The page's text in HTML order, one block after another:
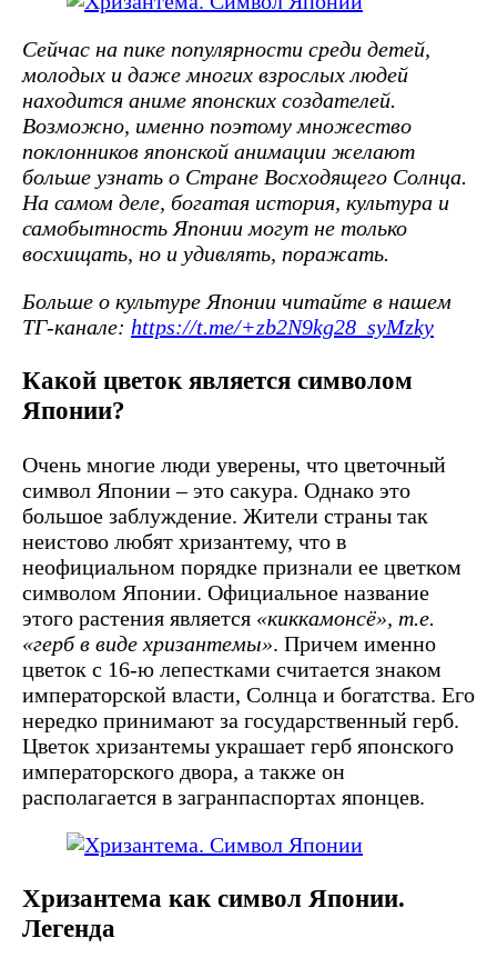
Сейчас на пике популярности среди детей,
молодых и даже многих взрослых людей
находится аниме японских создателей.
Возможно, именно поэтому множество
поклонников японской анимации желают
больше узнать о Стране Восходящего Солнца.
На самом деле, богатая история, культура и
самобытность Японии могут не только
восхищать, но и удивлять, поражать.
Больше о культуре Японии читайте в нашем
ТГ-канале: https://t.me/+zb2N9kg28_syMzky
Какой цветок является символом
Японии?
Очень многие люди уверены, что цветочный
символ Японии – это сакура. Однако это
большое заблуждение. Жители страны так
неистово любят хризантему, что в
неофициальном порядке признали ее цветком
символом Японии. Официальное название
этого растения является «киккамонсё», т.е.
«герб в виде хризантемы». Причем именно
цветок с 16-ю лепестками считается знаком
императорской власти, Солнца и богатства. Его
нередко принимают за государственный герб.
Цветок хризантемы украшает герб японского
императорского двора, а также он
располагается в загранпаспортах японцев.
Хризантема как символ Японии.
Легенда